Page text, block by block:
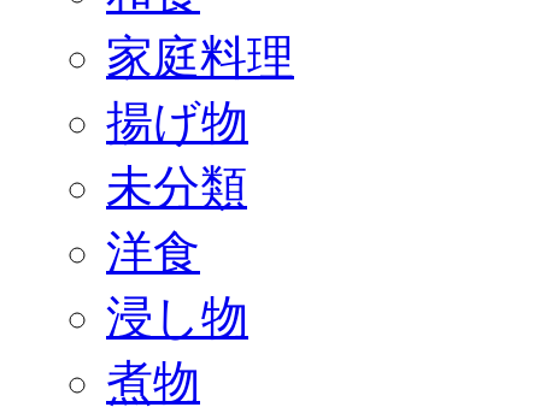
家庭料理
揚げ物
未分類
洋食
浸し物
煮物